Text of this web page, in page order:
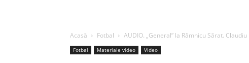
Acasă Fotbal AUDIO. „General” la Râmnicu Sărat.
Fotbal Materiale video Video